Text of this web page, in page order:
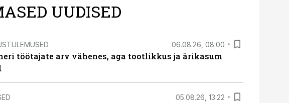
UUDISED
06.08.26, 08:00
töötajate arv vähenes, aga tootlikkus ja ärikasum
05.08.26, 13:22